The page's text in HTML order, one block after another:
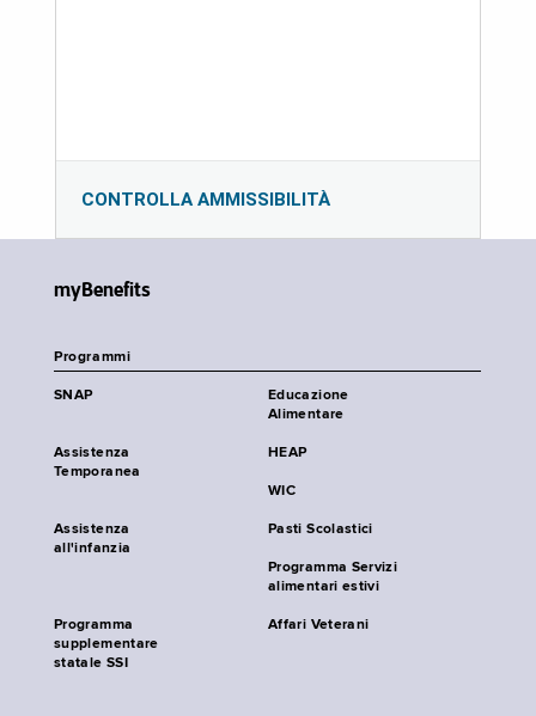
CONTROLLA AMMISSIBILITÀ
myBenefits
Programmi
SNAP
Educazione
Alimentare
Assistenza
Temporanea
HEAP
WIC
Assistenza
all'infanzia
Pasti Scolastici
Programma Servizi
alimentari estivi
Programma
supplementare
statale SSI
Affari Veterani